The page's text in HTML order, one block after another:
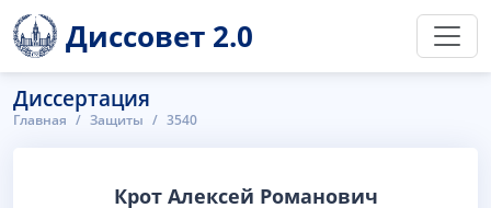
Диссовет 2.0
Диссертация
Главная Защиты 3540
Крот Алексей Романович